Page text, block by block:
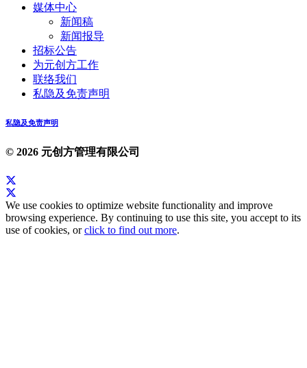
媒体中心
新闻稿
新闻报导
招标公告
为元创方工作
联络我们
私隐及免责声明
私隐及免责声明
© 2026 元创方管理有限公司
We use cookies to optimize website functionality and improve
browsing experience. By continuing to use this site, you accept to its
use of cookies, orclick to find out more.